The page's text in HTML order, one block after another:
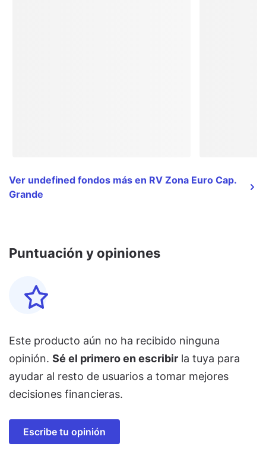
Ver undefined fondos más en RV Zona Euro Cap.
Grande
Puntuación y opiniones
Este producto aún no ha recibido ninguna
opinión. Sé el primero en escribir la tuya para
ayudar al resto de usuarios a tomar mejores
decisiones financieras.
Escribe tu opinión